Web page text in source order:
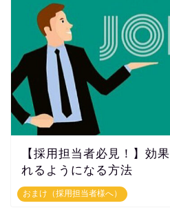
おまけ（採用担当者様へ）
【採用担当者必見！】効
れるようになる方法